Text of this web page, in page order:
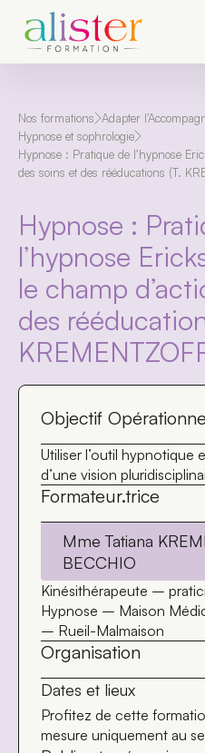
s
a
u
c
o
n
e
n
u
Nos formations Adapter
Hypnose et sophrologie
Hypnose : Pratique de l’hypnose
des soins et des rééducations (T.
Hypnose :
l’hypnose
le champ
des
Objectif
Utiliser l’outil hypnotique
d’une vision
Formateur.trice
Mme Tatiana
BECCHIO
Kinésithérapeute –
Hypnose – Maison
– Rueil-Malmaison
Organisation
Dates et lieux
Profitez de cette
mesure uniquement au